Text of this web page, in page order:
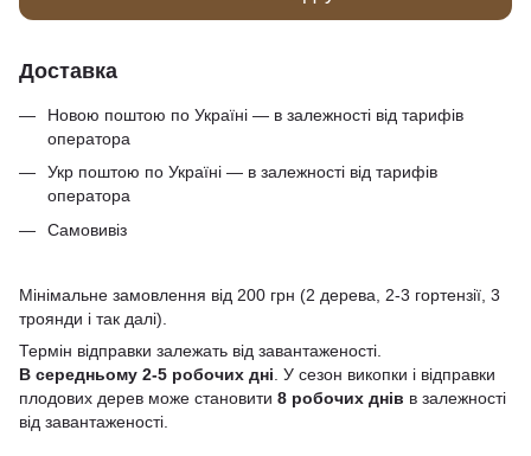
Доставка
Новою поштою по Україні — в залежності від тарифів
оператора
Укр поштою по Україні — в залежності від тарифів
оператора
Самовивіз
Мінімальне замовлення від 200 грн (2 дерева, 2-3 гортензії, 3
троянди і так далі).
Термін відправки залежать від завантаженості.
В середньому 2-5 робочих дні . У сезон викопки і відправки
плодових дерев може становити 8 робочих днів в залежності
від завантаженості.